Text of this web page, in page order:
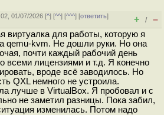
01/07/2026 [^] [^^] [^^^] [ответить]
+ / –
виртуалка для работы, которую я
qemu-kvm. Не дошли руки. Но она
почти каждый рабочий день
всеми лицензиями и т.д. Я конечно
вроде всё заводилось. Но
QXL немного не устроила.
лучше в VirtualBox. Я пробовал и с
не заметил разницы. Пока забил,
изменилась. Потом надо